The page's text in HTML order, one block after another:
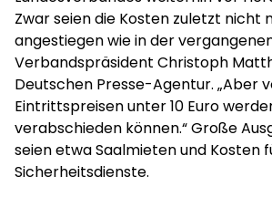
Zwar seien die Kosten zuletzt nicht
angestiegen wie in der
Verbandspräsident Christoph
Deutschen Presse-Agentur. „Aber
Eintrittspreisen unter 10 Euro
verabschieden können.“ Große
seien etwa Saalmieten und Kosten
Sicherheitsdienste.